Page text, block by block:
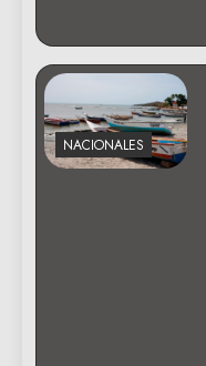
NACIONALES